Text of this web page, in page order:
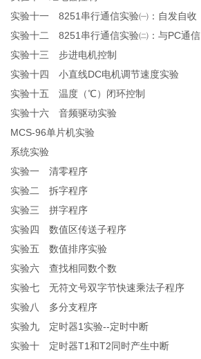
实验十一 8251串行通信实验㈠：自发自收
实验十二 8251串行通信实验㈡：与PC通信
实验十三 步进电机控制
实验十四 小直线DC电机调节速度实验
实验十五 温度（℃）闭环控制
实验十六 音频驱动实验
MCS-96单片机实验
系统实验
实验一 清零程序
实验二 拆字程序
实验三 拼字程序
实验四 数值区传送子程序
实验五 数值排序实验
实验六 查找相同数个数
实验七 无符文号双字节快速乘法子程序
实验八 多分支程序
实验九 定时器1实验--定时中断
实验十 定时器T1和T2同时产生中断